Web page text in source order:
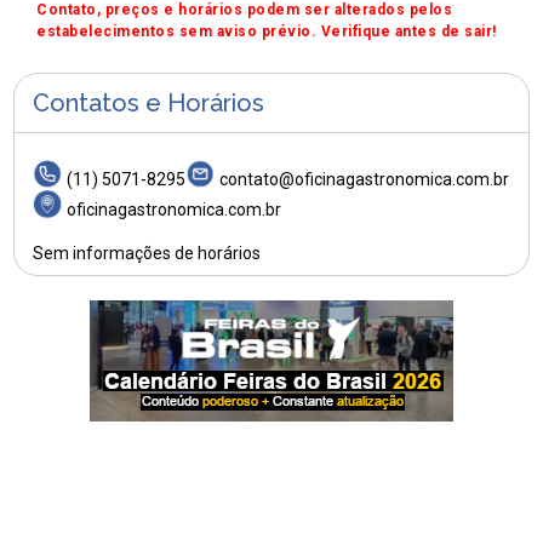
Contato, preços e horários podem ser alterados pelos
estabelecimentos sem aviso prévio. Verifique antes de sair!
Contatos e Horários
(11) 5071-8295
contato@oficinagastronomica.com.br
oficinagastronomica.com.br
Sem informações de horários